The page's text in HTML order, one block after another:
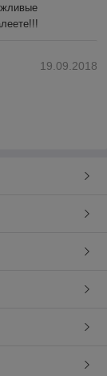
19.09.2018